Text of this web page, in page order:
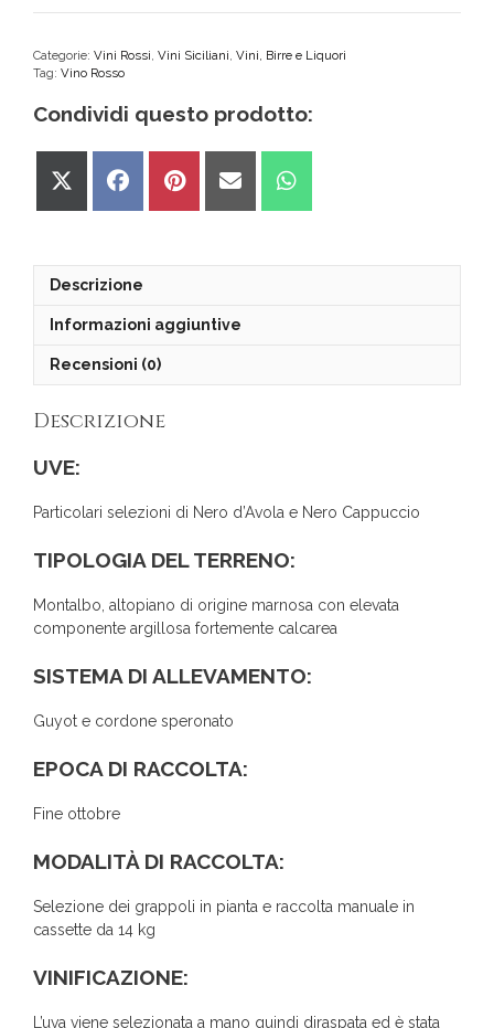
Montalbo
75cl
quantità
Categorie: Vini Rossi Vini Siciliani Vini, Birre e Liquori
Tag: Vino Rosso
Condividi questo prodotto:
Share
Share
Share
Share
Share
Descrizione
Informazioni aggiuntive
Recensioni (0)
Descrizione
UVE:
Particolari selezioni di Nero d’Avola e Nero Cappuccio
TIPOLOGIA DEL TERRENO:
Montalbo, altopiano di origine marnosa con elevata
componente argillosa fortemente calcarea
SISTEMA DI ALLEVAMENTO:
Guyot e cordone speronato
EPOCA DI RACCOLTA:
Fine ottobre
MODALITÀ DI RACCOLTA:
Selezione dei grappoli in pianta e raccolta manuale in
cassette da 14 kg
VINIFICAZIONE:
L’uva viene selezionata a mano quindi diraspata ed è stata